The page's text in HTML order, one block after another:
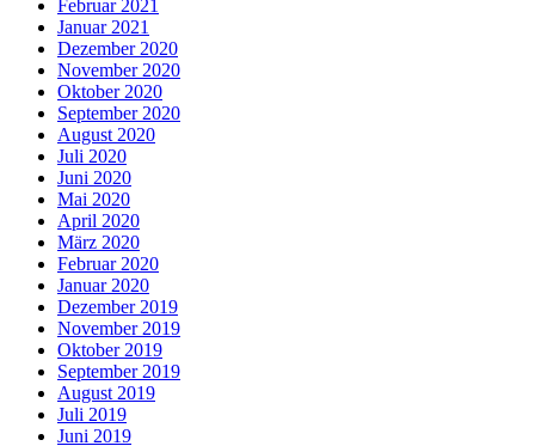
Februar 2021
Januar 2021
Dezember 2020
November 2020
Oktober 2020
September 2020
August 2020
Juli 2020
Juni 2020
Mai 2020
April 2020
März 2020
Februar 2020
Januar 2020
Dezember 2019
November 2019
Oktober 2019
September 2019
August 2019
Juli 2019
Juni 2019